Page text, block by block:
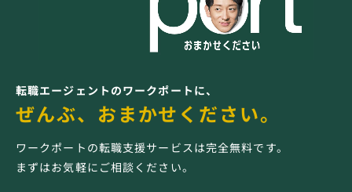
転職エージェントのワークポートに、
ぜんぶ、おまかせください。
ワークポートの転職支援サービスは完全無料です。
まずはお気軽にご相談ください。